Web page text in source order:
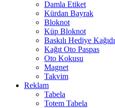
Damla Etiket
Kürdan Bayrak
Bloknot
Küp Bloknot
Baskılı Hediye Kağıdı
Kağıt Oto Paspas
Oto Kokusu
Magnet
Takvim
Reklam
Tabela
Totem Tabela